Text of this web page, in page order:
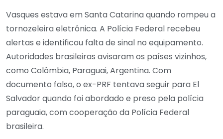
Vasques estava em Santa Catarina quando rompeu a
tornozeleira eletrônica. A Polícia Federal recebeu
alertas e identificou falta de sinal no equipamento.
Autoridades brasileiras avisaram os países vizinhos,
como Colômbia, Paraguai, Argentina. Com
documento falso, o ex-PRF tentava seguir para El
Salvador quando foi abordado e preso pela polícia
paraguaia, com cooperação da Polícia Federal
brasileira.